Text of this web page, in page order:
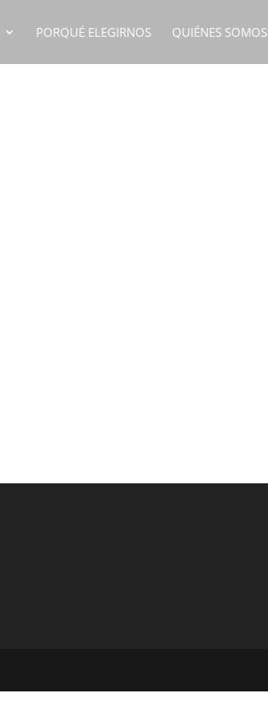
PORQUÉ ELEGIRNOS QUIÉNES SOMOS